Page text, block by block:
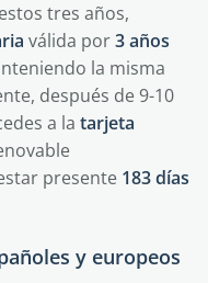
tres años,
válida por3 años
la misma
después de 9-10
a la tarjeta
presente 183 días
y europeos